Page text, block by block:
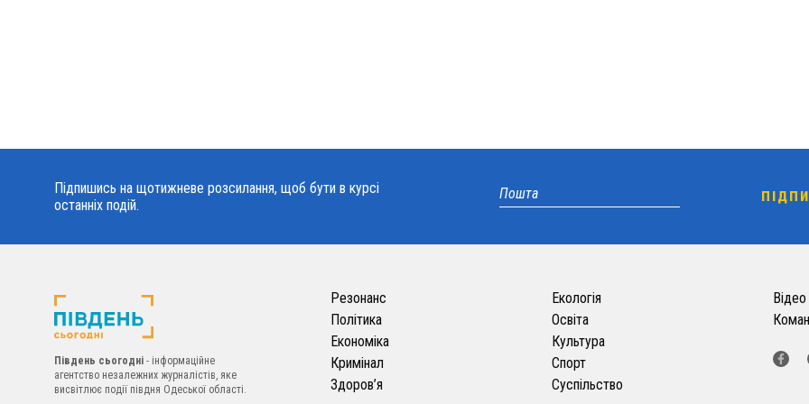
Підпишись на щотижневе розсилання, щоб бути в курсі
останніх подій.
Південь сьогодні - інформаційне
агентство незалежних журналістів, яке
висвітлює події півдня Одеської області.
Резонанс
Політика
Економіка
Кримінал
Здоров’я
Екологія
Освіта
Культура
Спорт
Суспільство
Відео